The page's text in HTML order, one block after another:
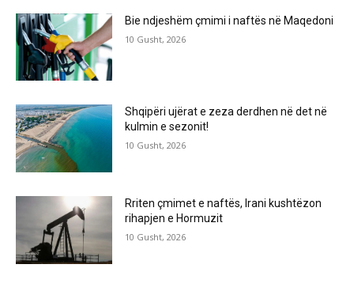
Bie ndjeshëm çmimi i naftës në Maqedoni
10 Gusht, 2026
Shqipëri ujërat e zeza derdhen në det në
kulmin e sezonit!
10 Gusht, 2026
Rriten çmimet e naftës, Irani kushtëzon
rihapjen e Hormuzit
10 Gusht, 2026